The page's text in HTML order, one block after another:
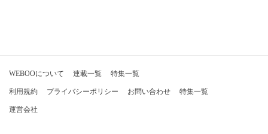
WEBOOについて 連載一覧 特集一覧
利用規約 プライバシーポリシー お問い合わせ 特集一覧
運営会社